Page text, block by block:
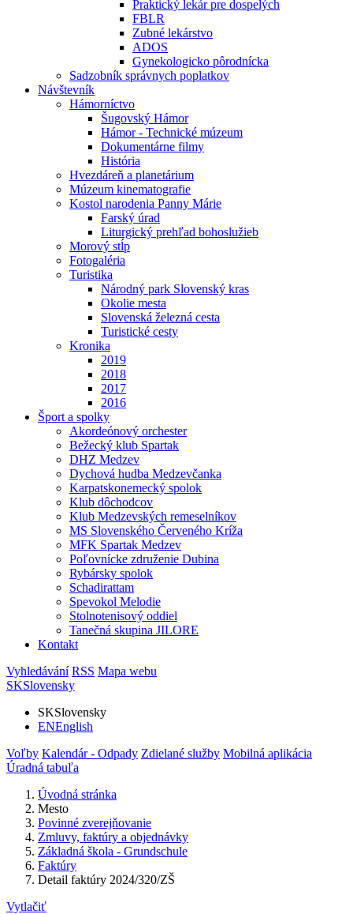
Praktický lekár pre dospelých
FBLR
Zubné lekárstvo
ADOS
Gynekologicko pôrodnícka
Sadzobník správnych poplatkov
Návštevník
Hámorníctvo
Šugovský Hámor
Hámor - Technické múzeum
Dokumentárne filmy
História
Hvezdáreň a planetárium
Múzeum kinematografie
Kostol narodenia Panny Márie
Farský úrad
Liturgický prehľad bohoslužieb
Morový stĺp
Fotogaléria
Turistika
Národný park Slovenský kras
Okolie mesta
Slovenská železná cesta
Turistické cesty
Kronika
2019
2018
2017
2016
Šport a spolky
Akordeónový orchester
Bežecký klub Spartak
DHZ Medzev
Dychová hudba Medzevčanka
Karpatskonemecký spolok
Klub dôchodcov
Klub Medzevských remeselníkov
MS Slovenského Červeného Kríža
MFK Spartak Medzev
Poľovnícke združenie Dubina
Rybársky spolok
Schadirattam
Spevokol Melodie
Stolnotenisový oddiel
Tanečná skupina JILORE
Kontakt
Vyhledávání RSS Mapa webu
SKSlovensky
SKSlovensky
ENEnglish
Voľby Kalendár - Odpady Zdielané služby Mobilná aplikácia
Úradná tabuľa
Úvodná stránka
Mesto
Povinné zverejňovanie
Zmluvy, faktúry a objednávky
Základná škola - Grundschule
Faktúry
Detail faktúry 2024/320/ZŠ
Vytlačiť